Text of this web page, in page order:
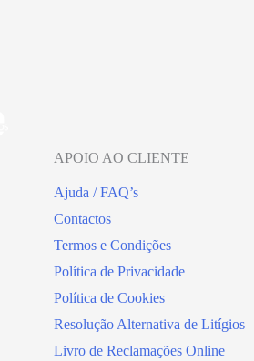
APOIO AO CLIENTE
Ajuda / FAQ’s
Contactos
Termos e Condições
Política de Privacidade
Política de Cookies
Resolução Alternativa de Litígios
Livro de Reclamações Online